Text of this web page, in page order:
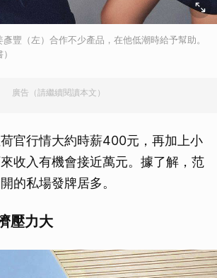
豐（左）合作不少產品，在他低潮時給予幫助。
廣告（請繼續閱讀本文）
官行情大約時薪400元，再加上小
收入有機會接近萬元。據了解，范
的私場發牌居多。
壓力大